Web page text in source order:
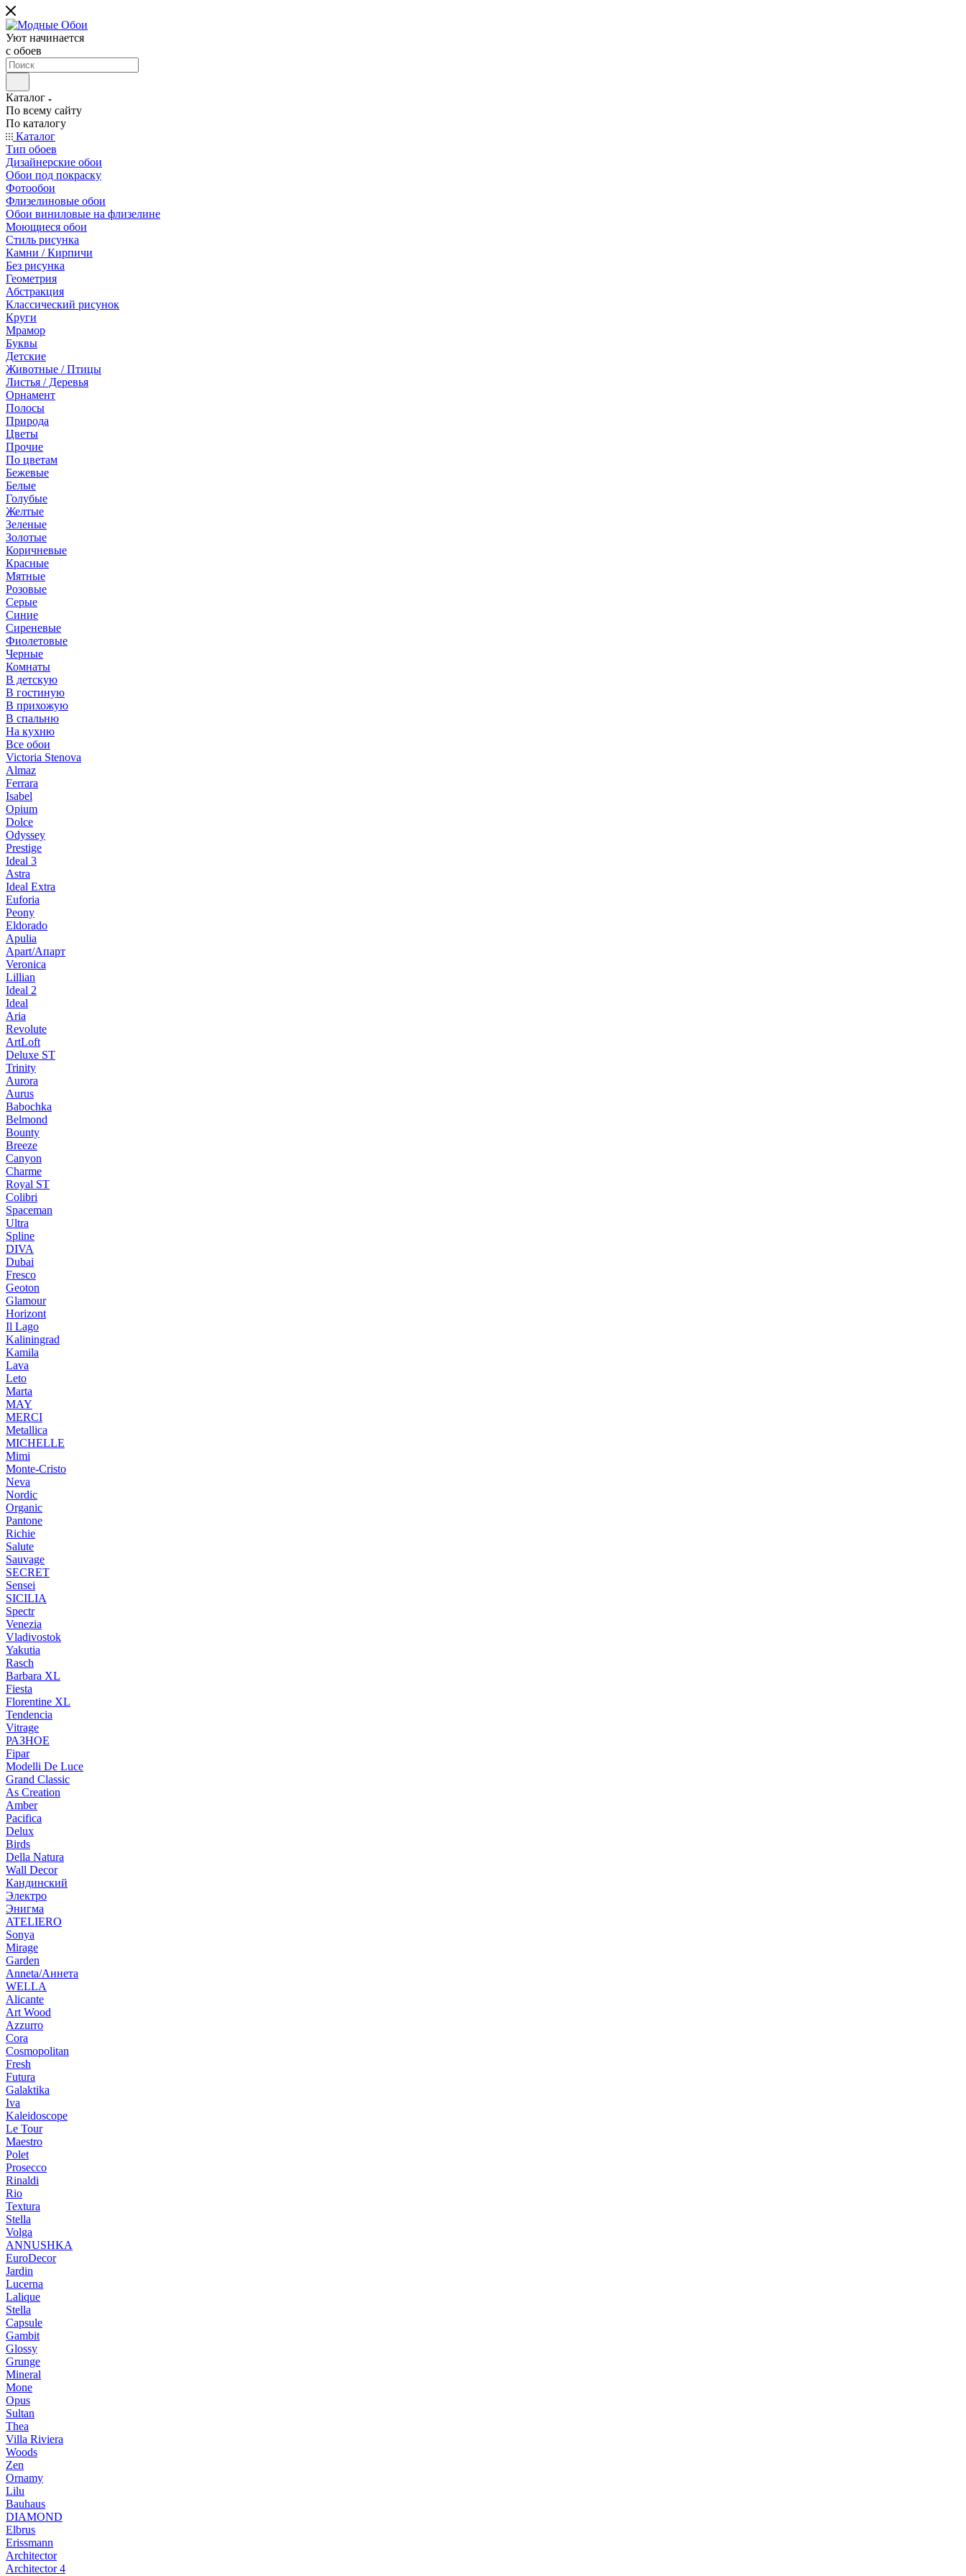
Уют начинается
c обоев
Каталог
По всему сайту
По каталогу
Каталог
Тип обоев
Дизайнерские обои
Обои под покраску
Фотообои
Флизелиновые обои
Обои виниловые на флизелине
Моющиеся обои
Стиль рисунка
Камни / Кирпичи
Без рисунка
Геометрия
Абстракция
Классический рисунок
Круги
Мрамор
Буквы
Детские
Животные / Птицы
Листья / Деревья
Орнамент
Полосы
Природа
Цветы
Прочие
По цветам
Бежевые
Белые
Голубые
Желтые
Зеленые
Золотые
Коричневые
Красные
Мятные
Розовые
Серые
Синие
Сиреневые
Фиолетовые
Черные
Комнаты
В детскую
В гостиную
В прихожую
В спальню
На кухню
Все обои
Victoria Stenova
Almaz
Ferrara
Isabel
Opium
Dolce
Odyssey
Prestige
Ideal 3
Astra
Ideal Extra
Euforia
Peony
Eldorado
Apulia
Apart/Апарт
Veronica
Lillian
Ideal 2
Ideal
Aria
Revolute
ArtLoft
Deluxe ST
Trinity
Aurora
Aurus
Babochka
Belmond
Bounty
Breeze
Canуon
Charme
Royal ST
Colibri
Spaceman
Ultra
Spline
DIVA
Dubai
Fresco
Geoton
Glamour
Horizont
Il Lago
Kaliningrad
Kamila
Lava
Leto
Marta
MAY
MERCI
Metallica
MICHELLE
Mimi
Monte-Cristo
Neva
Nordic
Organic
Pantone
Richie
Salute
Sauvage
SECRET
Sensei
SICILIA
Spectr
Venezia
Vladivostok
Yakutia
Rasch
Barbara XL
Fiesta
Florentine XL
Tendencia
Vitrage
РАЗНОЕ
Fipar
Modelli De Luce
Grand Classic
As Creation
Amber
Pacifica
Delux
Birds
Della Natura
Wall Decor
Кандинский
Электро
Энигма
ATELIERO
Sonya
Mirage
Garden
Anneta/Аннета
WELLA
Alicante
Art Wood
Azzurro
Cora
Cosmopolitan
Fresh
Futura
Galaktika
Iva
Kaleidoscope
Le Tour
Maestro
Polet
Prosecco
Rinaldi
Rio
Textura
Stella
Volga
ANNUSHKA
EuroDecor
Jardin
Lucerna
Lalique
Stella
Capsule
Gambit
Glossy
Grunge
Mineral
Mone
Opus
Sultan
Thea
Villa Riviera
Woods
Zen
Ornamy
Lilu
Bauhaus
DIAMOND
Elbrus
Erissmann
Architector
Architector 4